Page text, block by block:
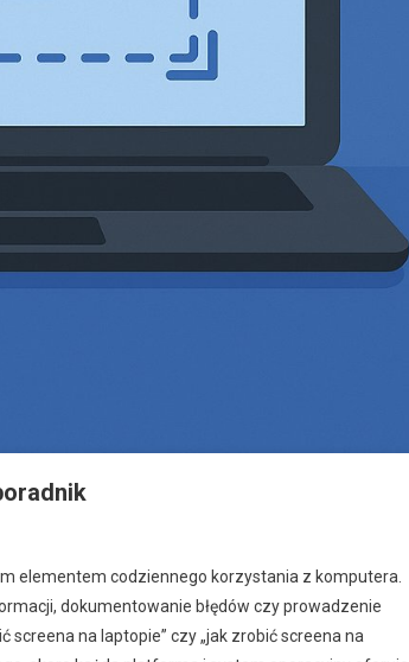
elementem codziennego korzystania z komputera.
dokumentowanie błędów czy prowadzenie
na laptopie” czy „jak zrobić screena na